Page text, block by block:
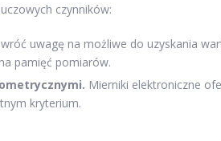
czynników:
uwagę na możliwe do uzyskania
pamięć pomiarów.
Mierniki elektroniczne
kryterium.